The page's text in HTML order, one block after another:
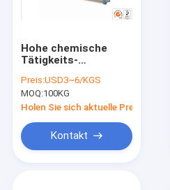
Hohe chemische
Tätigkeits-
Legierungs-Anoden-
Magnesium-Anoden-
kathodischer Schutz
Preis:USD3~6/KGS
MOQ:100KG
Holen Sie sich aktuelle Preis
Kontakt